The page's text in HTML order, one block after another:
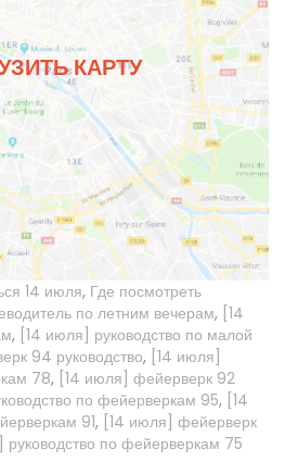
КАРТУ
14 июля, Где посмотреть
по летним вечерам, [14
, [14 июля] руководство по малой
94 руководство, [14 июля]
78, [14 июля] фейерверк 92
по фейерверкам 95, [14
91, [14 июля] фейерверк
руководство по фейерверкам 75